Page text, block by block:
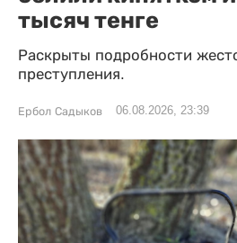
тысяч тенге
Раскрыты подробности
преступления.
Ербол Садыков 06.08.2026, 23:39